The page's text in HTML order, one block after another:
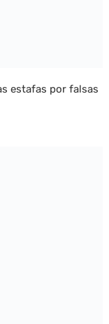
estafas por falsas